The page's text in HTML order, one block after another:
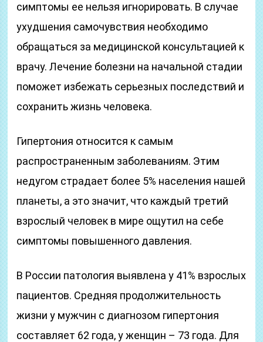
симптомы ее нельзя игнорировать. В случае
ухудшения самочувствия необходимо
обращаться за медицинской консультацией к
врачу. Лечение болезни на начальной стадии
поможет избежать серьезных последствий и
сохранить жизнь человека.
Гипертония относится к самым
распространенным заболеваниям. Этим
недугом страдает более 5% населения нашей
планеты, а это значит, что каждый третий
взрослый человек в мире ощутил на себе
симптомы повышенного давления.
В России патология выявлена у 41% взрослых
пациентов. Средняя продолжительность
жизни у мужчин с диагнозом гипертония
составляет 62 года, у женщин – 73 года. Для